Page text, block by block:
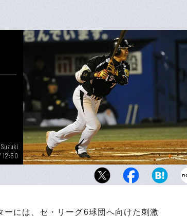
Suzuki
12:50
3年ぶりに日本球界に戻ってきた西岡。今季、ほぼ全
には、セ・リーグ6球団へ向けた刺激